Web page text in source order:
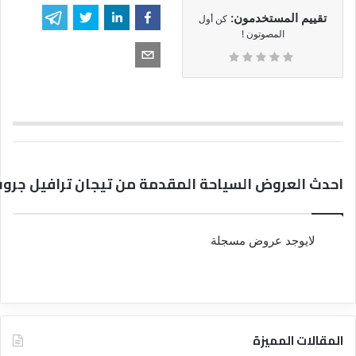
تقييم المستخدمون: كن أول
المصوتون !
احدث العروض السياحة المقدمة من تيجان ترافيل
لايوجد عروض مسجلة
المقالات المميزة